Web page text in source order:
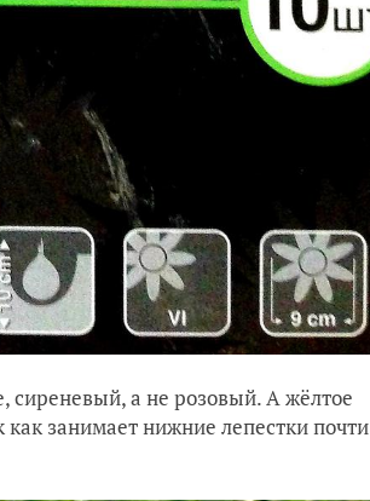
сиреневый, а не розовый. А жёлтое
занимает нижние лепестки почти